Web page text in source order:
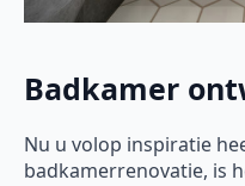
Badkamer
Nu u volop inspiratie
badkamerrenovatie, is